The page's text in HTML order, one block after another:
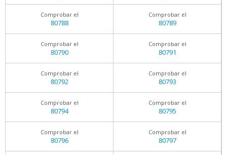
Comprobar el
80788
Comprobar el
80789
Comprobar el
80790
Comprobar el
80791
Comprobar el
80792
Comprobar el
80793
Comprobar el
80794
Comprobar el
80795
Comprobar el
80796
Comprobar el
80797